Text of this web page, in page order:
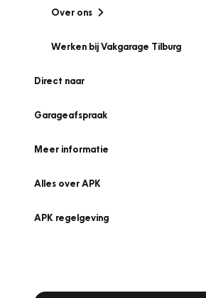
Over ons
Werken bij Vakgarage Tilburg
Direct naar
Garageafspraak
Meer informatie
Alles over APK
APK regelgeving